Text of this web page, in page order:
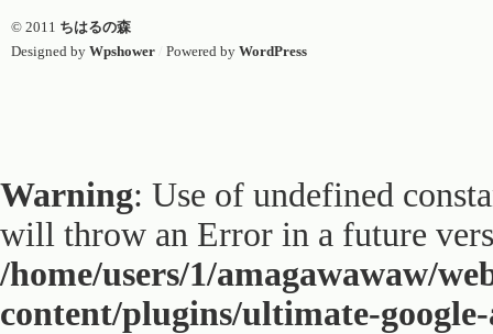
© 2011 ちはるの森
Designed by Wpshower Powered by WordPress
Warning: Use of undefined
will throw an Error in a future
/home/users/1/amagawawaw/
content/plugins/ultimate-